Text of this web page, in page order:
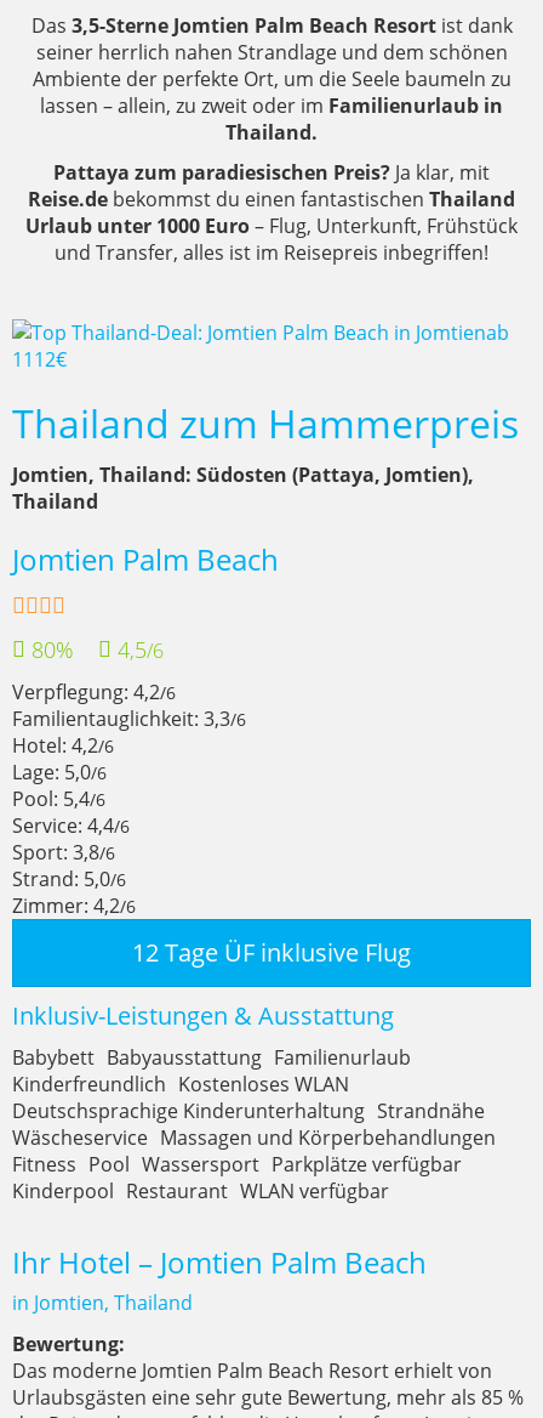
Das 3,5-Sterne Jomtien Palm Beach Resortist dank
seiner herrlich nahen Strandlage und dem schönen
Ambiente der perfekte Ort, um die Seele baumeln zu
lassen – allein, zu zweit oder im Familienurlaub in
Thailand.
Pattaya zum paradiesischen Preis? Ja klar, mit
Reise.de bekommst du einen fantastischen Thailand
Urlaub unter 1000 Euro– Flug, Unterkunft, Frühstück
und Transfer, alles ist im Reisepreis inbegriffen!
Thailand zum Hammerpreis
Jomtien, Thailand: Südosten (Pattaya, Jomtien),
Thailand
Jomtien Palm Beach
80% 4,5/6
Verpflegung: 4,2/6
Familientauglichkeit: 3,3/6
Hotel: 4,2/6
Lage: 5,0/6
Pool: 5,4/6
Service: 4,4/6
Sport: 3,8/6
Strand: 5,0/6
Zimmer: 4,2/6
12 Tage ÜF inklusive Flug
Inklusiv-Leistungen & Ausstattung
Babybett Babyausstattung Familienurlaub
Kinderfreundlich Kostenloses WLAN
Deutschsprachige Kinderunterhaltung Strandnähe
Wäscheservice Massagen und Körperbehandlungen
Fitness Pool Wassersport Parkplätze verfügbar
Kinderpool Restaurant WLAN verfügbar
Ihr Hotel – Jomtien Palm Beach
in Jomtien, Thailand
Bewertung:
Das moderne Jomtien Palm Beach Resort erhielt von
Urlaubsgästen eine sehr gute Bewertung, mehr als 85 %